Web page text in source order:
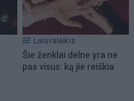
Laisvalaikis
Šie ženklai delne yra ne
pas visus: ką jie reiškia